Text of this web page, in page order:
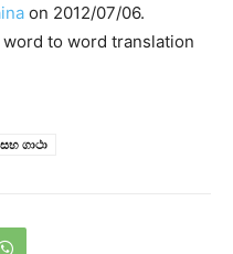
on 2012/07/06.
to word translation
ගාථා